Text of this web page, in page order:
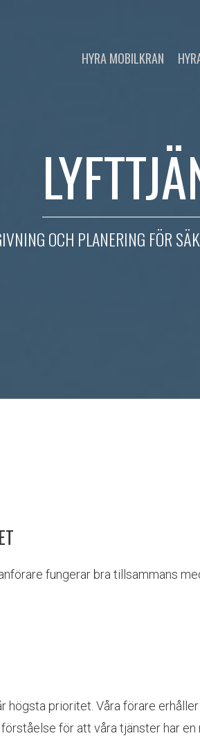
OCH PLANERING FÖR
HYRA MOBILKRAN
fungerar bra tillsammans
högsta prioritet. Våra förare
för att våra tjänster har en